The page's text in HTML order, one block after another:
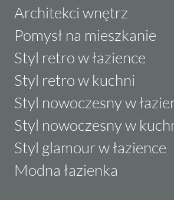
Architekci wnętrz
Pomysł na mieszkanie
Styl retro w łazience
Styl retro w kuchni
Styl nowoczesny w
Styl nowoczesny w
Styl glamour w łazience
Modna łazienka